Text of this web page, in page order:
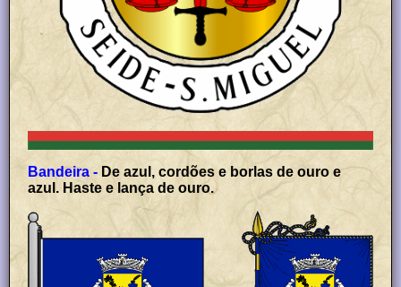
Bandeira - De azul, cordões e borlas de ouro e
azul. Haste e lança de ouro.